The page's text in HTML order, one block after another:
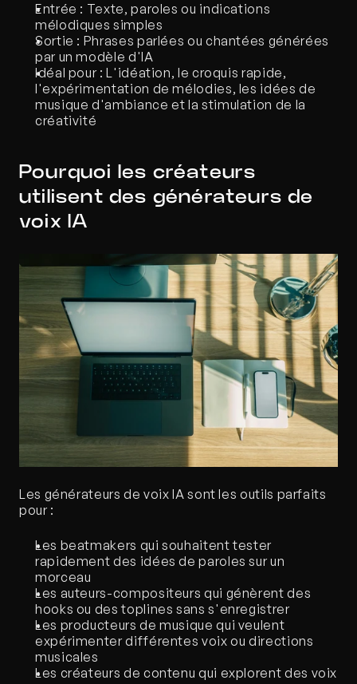
Entrée : Texte, paroles ou indications
mélodiques simples
Sortie : Phrases parlées ou chantées générées
par un modèle d'IA
Idéal pour : L'idéation, le croquis rapide,
l'expérimentation de mélodies, les idées de
musique d'ambiance et la stimulation de la
créativité
Pourquoi les créateurs
utilisent des générateurs de
voix IA
Les générateurs de voix IA sont les outils parfaits
pour :
Les beatmakers qui souhaitent tester
rapidement des idées de paroles sur un
morceau
Les auteurs-compositeurs qui génèrent des
hooks ou des toplines sans s'enregistrer
Les producteurs de musique qui veulent
expérimenter différentes voix ou directions
musicales
Les créateurs de contenu qui explorent des voix